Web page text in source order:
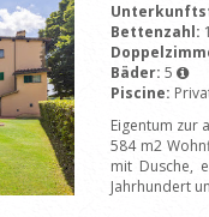
Bettenzahl:
Bäder: 5
Piscine:
Eigentum zur
584 m2
mit Dusche,
Jahrhundert